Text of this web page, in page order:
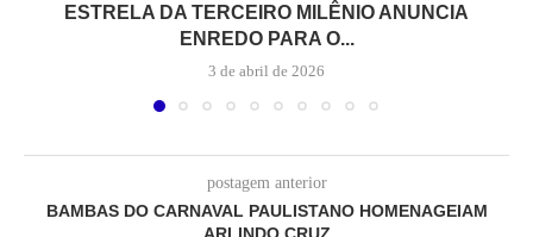
ESTRELA DA TERCEIRO MILÊNIO ANUNCIA
ENREDO PARA O...
3 de abril de 2026
postagem anterior
BAMBAS DO CARNAVAL PAULISTANO HOMENAGEIAM
ARLINDO CRUZ